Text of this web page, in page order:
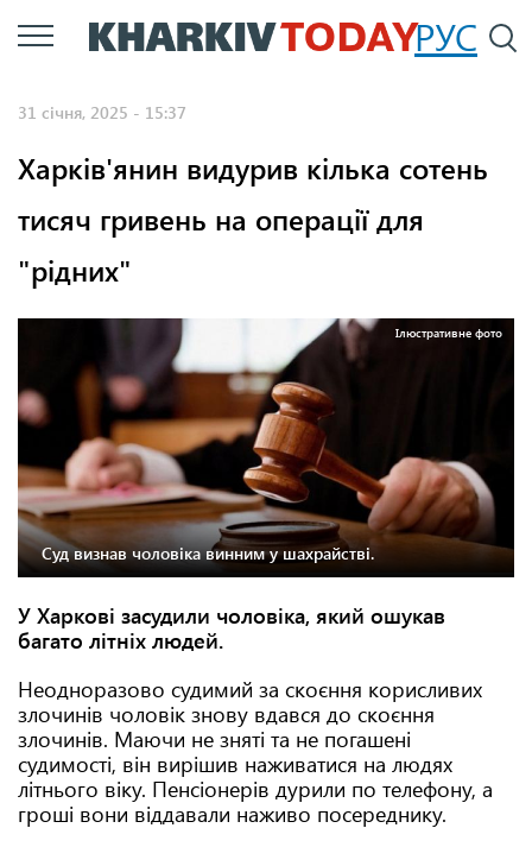
Перейти
до
РУС
31 січня, 2025 - 15:37
Харків'янин видурив кілька сотень
тисяч гривень на операції для
"рідних"
Ілюстративне фото
Суд визнав чоловіка винним у шахрайстві.
У Харкові засудили чоловіка, який ошукав
багато літніх людей.
Неодноразово судимий за скоєння корисливих
злочинів чоловік знову вдався до скоєння
злочинів. Маючи не зняті та не погашені
судимості, він вирішив наживатися на людях
літнього віку. Пенсіонерів дурили по телефону, а
гроші вони віддавали наживо посереднику.